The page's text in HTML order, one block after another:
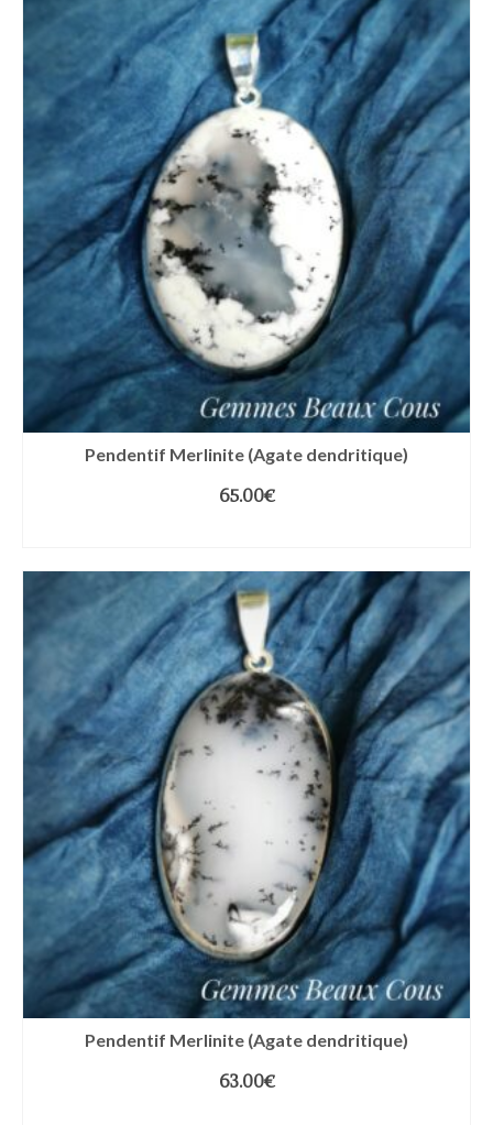
Pendentif Merlinite (Agate dendritique)
65.00€
Pendentif Merlinite (Agate dendritique)
63.00€